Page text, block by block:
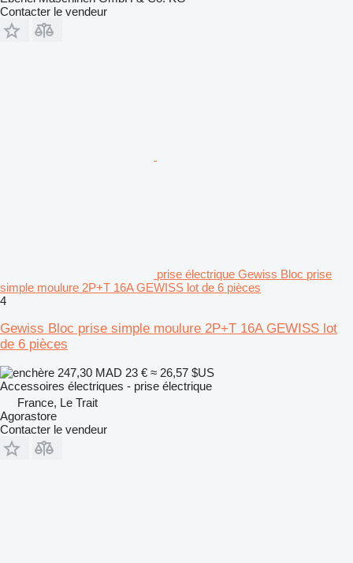
Contacter le vendeur
prise électrique Gewiss Bloc prise
simple moulure 2P+T 16A GEWISS lot de 6 pièces
4
Gewiss Bloc prise simple moulure 2P+T 16A GEWISS lot
de 6 pièces
247,30 MAD 23 € ≈ 26,57 $US
Accessoires électriques - prise électrique
France, Le Trait
Agorastore
Contacter le vendeur